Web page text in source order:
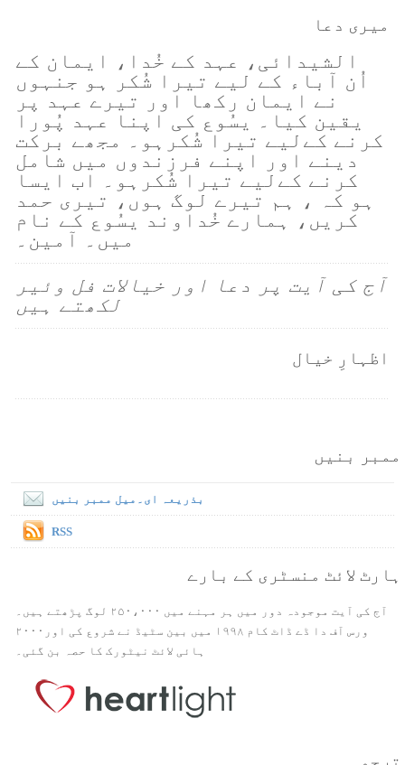
میری دعا
الشیدائی، عہد کے خُدا، ایمان کے
اُن آباء کے لیے تیرا شُکر ہو جنہوں
نے ایمان رکھا اور تیرے عہد پر
یقین کیا۔ یسُوع کی اپنا عہد پُورا
کرنے کےلیے تیرا شُکرہو۔ مجھے برکت
دینے اور اپنے فرزندوں میں شامل
کرنے کےلیے تیرا شُکرہو۔ اب ایسا
ہو کہ ، ہم تیرے لوگ ہوں، تیری حمد
کریں، ہمارے خُداوند یسُوع کے نام
میں۔ آمین۔
آج کی آیت پر دعا اور خیالات فل وئیر
لکھتے ہیں
اظہارِ خیال
ممبر بنیں
بذریعہ ای۔میل ممبر بنیں
RSS
ہارٹ لائٹ منسٹری کے بارے
آج کی آیت موجودہ دور میں ہر مہنے میں ۲۵۰،۰۰۰ لوگ پڑھتے ہیں۔
ورس آف دا ڈے ڈاٹ کام ۱۹۹۸ میں بین سٹیڈ نے شروع کی اور۲۰۰۰
ہائی لائٹ نیٹورک کا حصہ بن گئی۔
ترجمہ